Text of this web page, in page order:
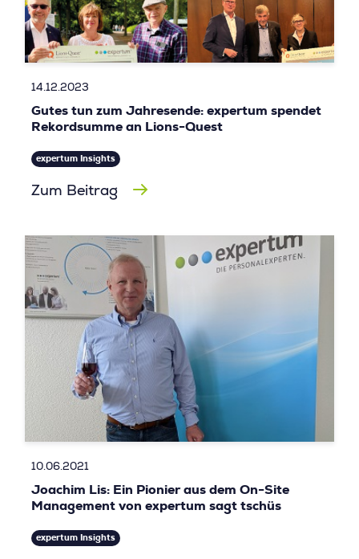
14.12.2023
Gutes tun zum Jahresende: expertum spendet
Rekordsumme an Lions-Quest
expertum Insights
Zum Beitrag
10.06.2021
Joachim Lis: Ein Pionier aus dem On-Site
Management von expertum sagt tschüs
expertum Insights